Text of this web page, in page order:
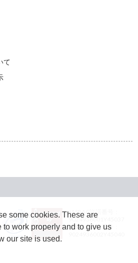
て
JASRAC許諾番号：
9024936001Y45037
JASRAC許諾番号：
some cookies. These are
to work properly and to give us
our site is used.